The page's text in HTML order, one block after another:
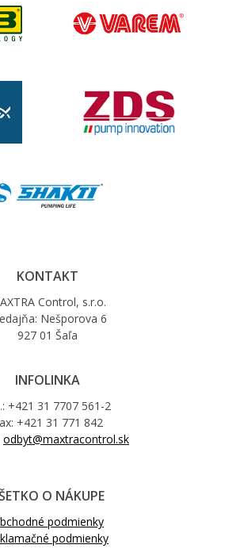
KONTAKT
Control, s.r.o.
Nešporova 6
927 01 Šaľa
INFOLINKA
+421 31 7707 561-2
+421 31 771 842
odbyt@maxtracontrol.sk
O NÁKUPE
podmienky
podmienky